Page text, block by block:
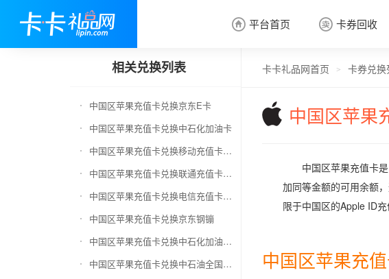
 平台首页  卡券回收
 卡券回收
相关兑换列表
中国区苹果充值卡兑换京东E卡
中国区苹果充值卡兑换中石化加油卡
中国区苹果充值卡兑换移动充值卡（面值千万别选错）
中国区苹果充值卡兑换联通充值卡（面值千万别选错）
中国区苹果充值卡兑换电信充值卡（面值千万别选错）
中国区苹果充值卡兑换京东钢镚
中国区苹果充值卡兑换中石化加油卡无卡号（面值千万别选错）
中国区苹果充值卡兑换中石油全国充值卡
卡卡礼品网首页 > 卡券兑换
中国区苹果
中国区苹果充值卡
加同等金额的可用余额
限于中国区的Apple ID充
中国区苹果充